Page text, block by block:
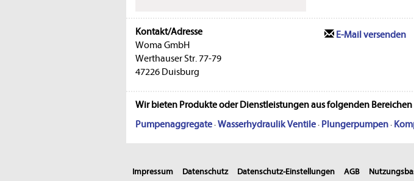
Kontakt/Adresse
Woma GmbH
Werthauser Str. 77-79
47226 Duisburg
E-Mail versenden
Wir bieten Produkte oder Dienstleistungen aus folgenden Bereichen
Pumpenaggregate·Wasserhydraulik Ventile· Plungerpumpen·
Impressum Datenschutz Datenschutz-Einstellungen AGB